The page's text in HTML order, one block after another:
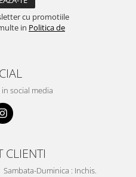
cu promotiile
in Politica de
social media
CLIENTI
Duminica : Inchis.